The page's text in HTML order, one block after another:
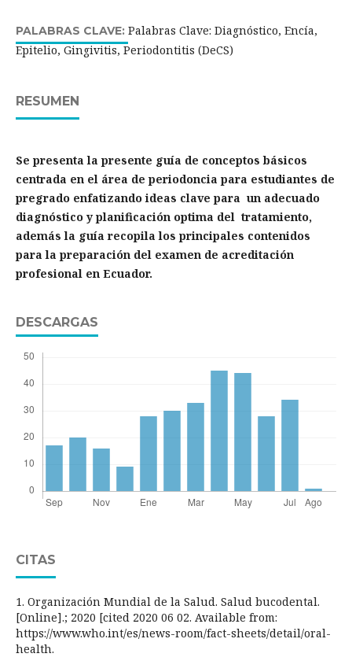
PALABRAS CLAVE: Palabras Clave: Diagnóstico, Encía,
Epitelio, Gingivitis, Periodontitis (DeCS)
RESUMEN
Se presenta la presente guía de conceptos básicos
centrada en el área de periodoncia para estudiantes de
pregrado enfatizando ideas clave para un adecuado
diagnóstico y planificación optima del tratamiento,
además la guía recopila los principales contenidos
para la preparación del examen de acreditación
profesional en Ecuador.
DESCARGAS
CITAS
1. Organización Mundial de la Salud. Salud bucodental.
[Online].; 2020 [cited 2020 06 02. Available from:
https://www.who.int/es/news-room/fact-sheets/detail/oral-
health.